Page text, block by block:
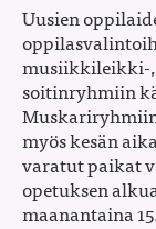
Uusien
musiikkileikki-,
soitinryhmiin
myös kesän
varatut paikat
opetuksen
maanantaina